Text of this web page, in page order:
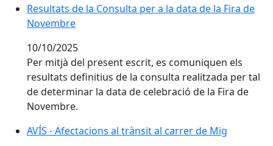
Resultats de la Consulta per a la data de la Fira de
Resultats de la Consulta per a la data de la Fira de
Novembre
10/10/2025
Per mitjà del present escrit, es comuniquen els
resultats definitius de la consulta realitzada per tal
de determinar la data de celebració de la Fira de
Novembre.
AVÍS - Afectacions al trànsit al carrer de Mig
AVÍS - Afectacions al trànsit al carrer de Mig